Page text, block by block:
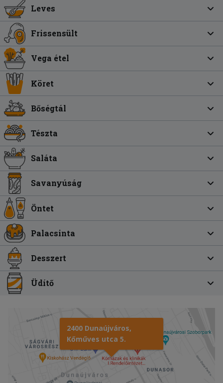
Leves
Frissensült
Vega étel
Köret
Bőségtál
Tészta
Saláta
Savanyúság
Öntet
Palacsinta
Desszert
Üdítő
2400 Dunaújváros,
Kőműves utca 5.